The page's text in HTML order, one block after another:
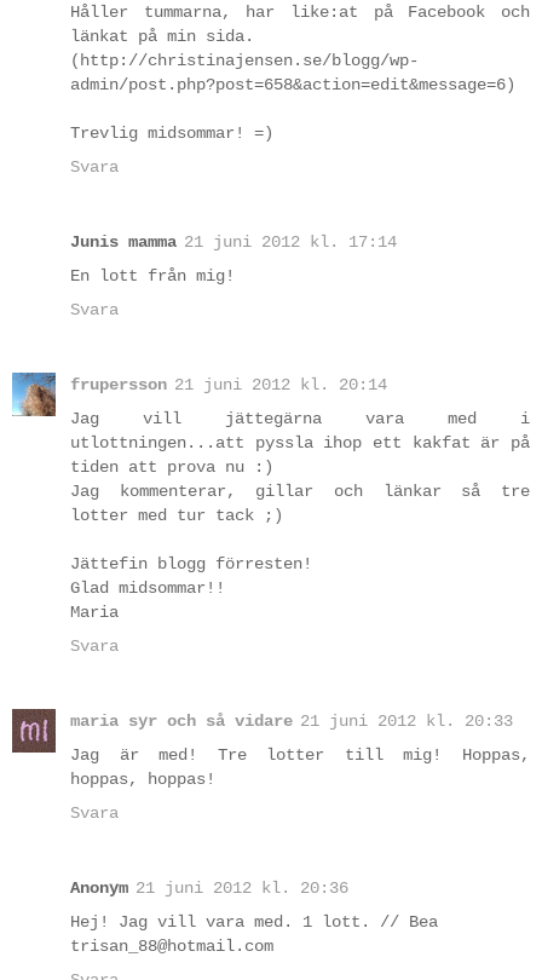
Håller tummarna, har like:at på Facebook och
länkat på min sida.
(http://christinajensen.se/blogg/wp-
admin/post.php?post=658&action=edit&message=6)
Trevlig midsommar! =)
Svara
Junis mamma 21 juni 2012 kl. 17:14
En lott från mig!
Svara
frupersson 21 juni 2012 kl. 20:14
Jag vill jättegärna vara med i
utlottningen...att pyssla ihop ett kakfat är på
tiden att prova nu :)
Jag kommenterar, gillar och länkar så tre
lotter med tur tack ;)
Jättefin blogg förresten!
Glad midsommar!!
Maria
Svara
maria syr och så vidare 21 juni 2012 kl. 20:33
Jag är med! Tre lotter till mig! Hoppas,
hoppas, hoppas!
Svara
Anonym 21 juni 2012 kl. 20:36
Hej! Jag vill vara med. 1 lott. // Bea
trisan_88@hotmail.com